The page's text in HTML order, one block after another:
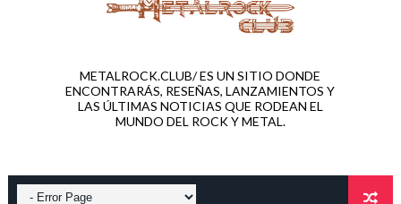
METALROCK.CLUB/ ES UN SITIO DONDE
ENCONTRARÁS, RESEÑAS, LANZAMIENTOS Y
LAS ÚLTIMAS NOTICIAS QUE RODEAN EL
MUNDO DEL ROCK Y METAL.